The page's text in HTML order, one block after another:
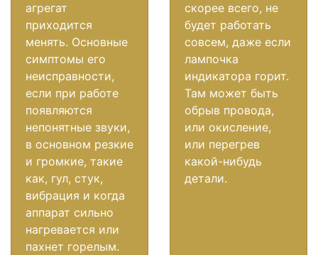
агрегат
приходится
менять. Основные
симптомы его
неисправности,
если при работе
появляются
непонятные звуки,
в основном резкие
и громкие, такие
как, гул, стук,
вибрация и когда
аппарат сильно
нагревается или
пахнет горелым.
скорее всего, не
будет работать
совсем, даже если
лампочка
индикатора горит.
Там может быть
обрыв провода,
или окисление,
или перегрев
какой-нибудь
детали.